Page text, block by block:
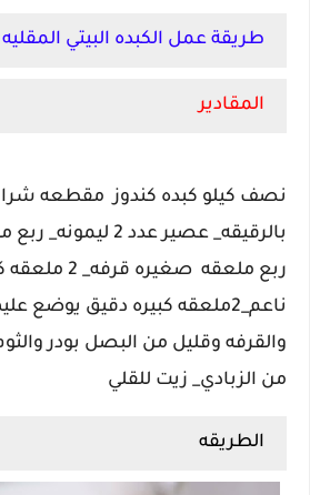
طريقة عمل الكبده البيتي المقليه
المقادير
نصف كيلو كبده كندوز مقطعه
بالرقيقه_ عصير عدد
ربع ملعقه
ناعم_2ملعقه كبيره دقيق يوضع
من الزبادي_ زيت للقلي
الطريقه